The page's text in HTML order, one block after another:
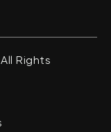
Rights